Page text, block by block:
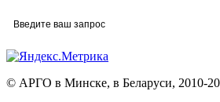
© АРГО в Минске, в Беларуси, 2010-